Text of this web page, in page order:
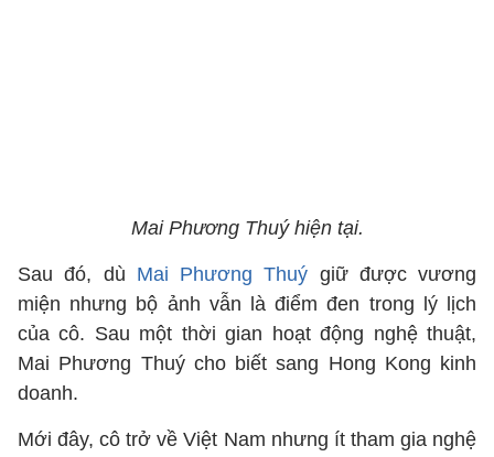
Mai Phương Thuý hiện tại.
Sau đó, dù Mai Phương Thuý giữ được vương
miện nhưng bộ ảnh vẫn là điểm đen trong lý lịch
của cô. Sau một thời gian hoạt động nghệ thuật,
Mai Phương Thuý cho biết sang Hong Kong kinh
doanh.
Mới đây, cô trở về Việt Nam nhưng ít tham gia nghệ